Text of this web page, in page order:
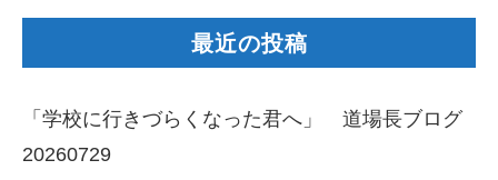
最近の投稿
「学校に行きづらくなった君へ」 道場長ブログ
20260729